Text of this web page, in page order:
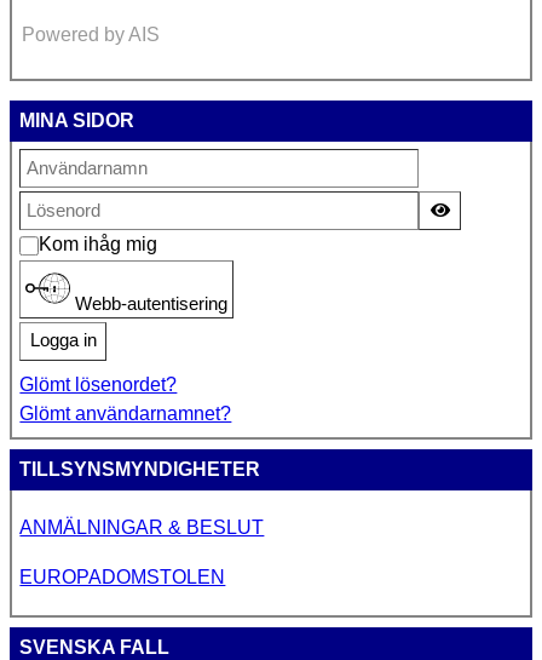
Powered by AIS
MINA SIDOR
Kom ihåg mig
Webb-autentisering
Logga in
Glömt lösenordet?
Glömt användarnamnet?
TILLSYNSMYNDIGHETER
ANMÄLNINGAR & BESLUT
EUROPADOMSTOLEN
SVENSKA FALL